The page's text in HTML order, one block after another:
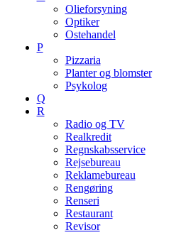
Olieforsyning
Optiker
Ostehandel
P
Pizzaria
Planter og blomster
Psykolog
Q
R
Radio og TV
Realkredit
Regnskabsservice
Rejsebureau
Reklamebureau
Rengøring
Renseri
Restaurant
Revisor